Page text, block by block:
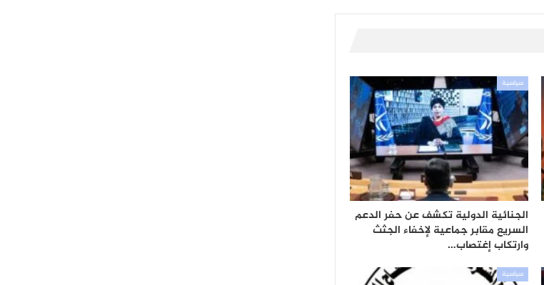
سياسية
الجنائية الدولية تكشف عن حفر الدعم
السريع مقابر جماعية لإخفاء الجثث
وارتكاب إغتصاب…
سياسية